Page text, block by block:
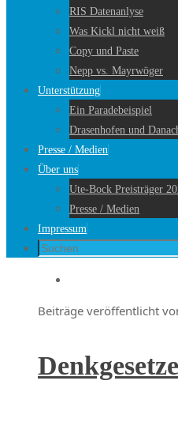
RIS Datenanlyse
Was Kickl nicht weiß
Copy und Paste
Nepp vs. Mayrwöger
Unterstützung
Ein Paradebeispiel
Drasenhofen und
Presse / Medien
Über uns
Ute-Bock Preisträger
Presse / Medien
Impressum
Suche
Startseite
Beiträge veröffentlicht
Denkgesetze